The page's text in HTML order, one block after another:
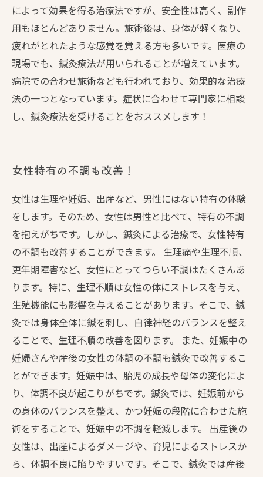
によって効果を得る治療法ですが、安全性は高く、副作
用もほとんどありません。施術後は、身体が軽くなり、
疲れがとれたような感覚を覚える方も多いです。医療の
現場でも、鍼灸療法が用いられることが増えています。
病院での合わせ施術なども行われており、効果的な治療
法の一つとなっています。症状に合わせて専門家に相談
し、鍼灸療法を受けることをおススメします！
女性特有の不調も改善！
女性は生理や妊娠、出産など、男性にはない特有の体験
をします。そのため、女性は男性と比べて、特有の不調
を抱えがちです。しかし、鍼灸による治療で、女性特有
の不調も改善することができます。 生理痛や生理不順、
更年期障害など、女性にとってつらい不調はたくさんあ
ります。特に、生理不順は女性の体にストレスを与え、
生殖機能にも影響を与えることがあります。そこで、鍼
灸では身体全体に鍼を刺し、自律神経のバランスを整え
ることで、生理不順の改善を図ります。 また、妊娠中の
妊婦さんや産後の女性の体調の不調も鍼灸で改善するこ
とができます。妊娠中は、胎児の成長や母体の変化によ
り、体調不良が起こりがちです。鍼灸では、妊娠前から
の身体のバランスを整え、かつ妊娠の段階に合わせた施
術をすることで、妊娠中の不調を軽減します。 出産後の
女性は、出産によるダメージや、育児によるストレスか
ら、体調不良に陥りやすいです。そこで、鍼灸では産後